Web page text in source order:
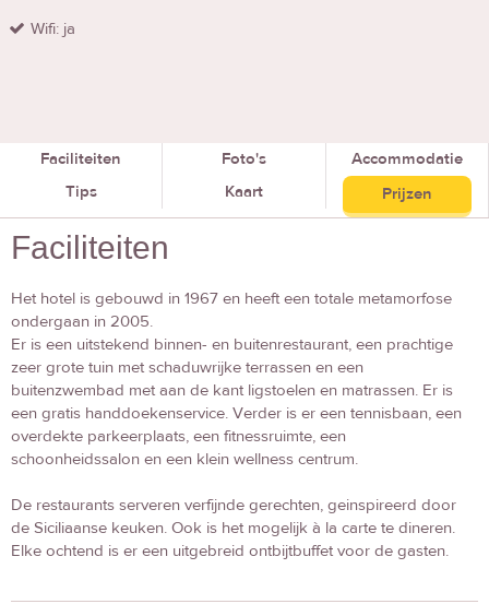
Wifi: ja
Faciliteiten Foto's
Accommodatie
Tips
Kaart Prijzen
Faciliteiten
Het hotel is gebouwd in 1967 en heeft een totale metamorfose
ondergaan in 2005.
Er is een uitstekend binnen- en buitenrestaurant, een prachtige
zeer grote tuin met schaduwrijke terrassen en een
buitenzwembad met aan de kant ligstoelen en matrassen. Er is
een gratis handdoekenservice. Verder is er een tennisbaan, een
overdekte parkeerplaats, een fitnessruimte, een
schoonheidssalon en een klein wellness centrum.
De restaurants serveren verfijnde gerechten, geinspireerd door
de Siciliaanse keuken. Ook is het mogelijk à la carte te dineren.
Elke ochtend is er een uitgebreid ontbijtbuffet voor de gasten.